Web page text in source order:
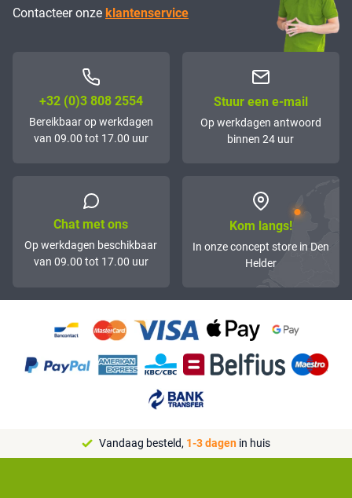
Contacteer onze klantenservice
+32 (0)3 808 2554
Bereikbaar op werkdagen
van 09.00 tot 17.00 uur
Stuur een e-mail
Op werkdagen antwoord
binnen 24 uur
Chat met ons
Op werkdagen beschikbaar
van 09.00 tot 17.00 uur
Kom langs!
In onze concept store in Den
Helder
Vandaag besteld, 1-3 dagen in huis